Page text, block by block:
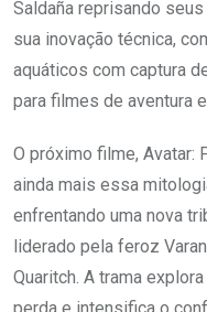
Saldaña reprisando
sua inovação técnica,
aquáticos com captura
para filmes de aventura
O próximo filme, Avatar:
ainda mais essa
enfrentando uma nova
liderado pela feroz
Quaritch. A trama